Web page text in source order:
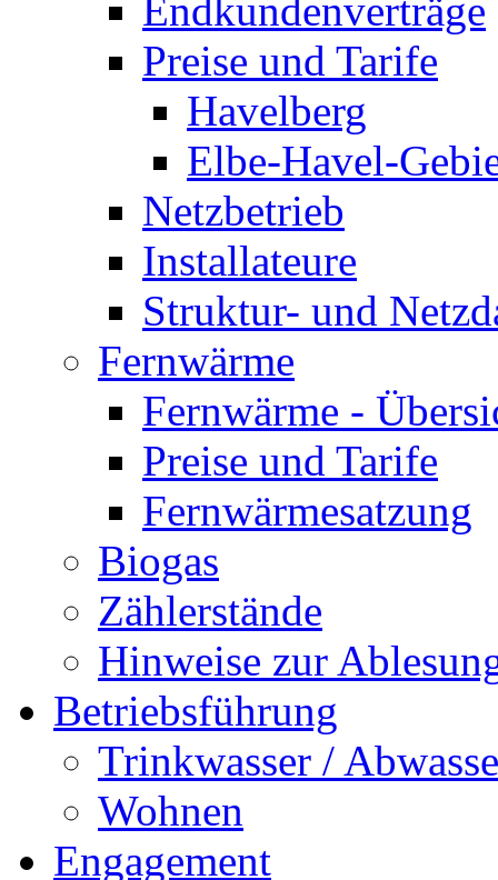
Endkundenverträge
Preise und Tarife
Havelberg
Elbe-Havel-
Netzbetrieb
Installateure
Struktur- und
Fernwärme
Fernwärme -
Preise und Tarife
Fernwärmesatzung
Biogas
Zählerstände
Hinweise zur
Betriebsführung
Trinkwasser /
Wohnen
Engagement